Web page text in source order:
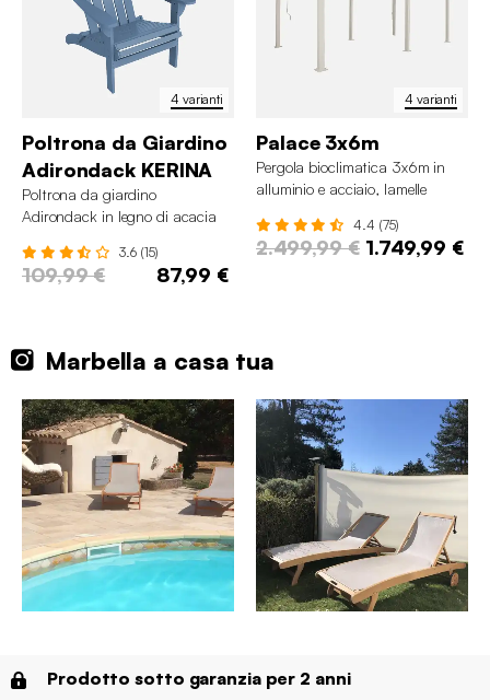
4 varianti
Poltrona da Giardino
Adirondack KERINA
Poltrona da giardino
Adirondack in legno di acacia
3.6 (15)
109,99 € 87,99 €
4 varianti
Palace 3x6m
Pergola bioclimatica 3x6m in
alluminio e acciaio, lamelle
4.4 (75)
2.499,99 € 1.749,99 €
Marbella a casa tua
Prodotto sotto garanzia per 2 anni